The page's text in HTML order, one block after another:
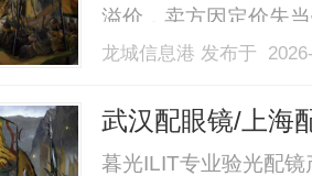
溢价，卖方因定价失
科学、透明、可量化
辑，为交易双方提供
逻.........
龙城信息港 发布于
武汉配眼镜/上海
暮光ILIT专业验光配